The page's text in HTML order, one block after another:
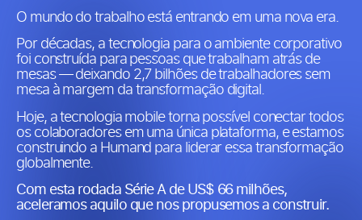
O mundo do trabalho está entrando em uma nova era.
Por décadas, a tecnologia para o ambiente corporativo
foi construída para pessoas que trabalham atrás de
mesas — deixando 2,7 bilhões de trabalhadores sem
mesa à margem da transformação digital.
Hoje, a tecnologia mobile torna possível conectar todos
os colaboradores em uma única plataforma, e estamos
construindo a Humand para liderar essa transformação
globalmente.
Com esta rodada Série A de US$ 66 milhões,
aceleramos aquilo que nos propusemos a construir.